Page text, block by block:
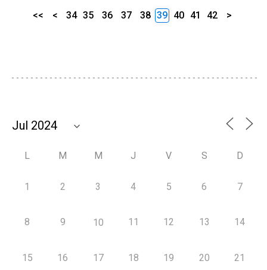
<< < 34 35 36 37 38 39 40 41 42 >
L M M J V S D
1 2 3 4 5 6 7
8 9 10 11 12 13 14
15 16 17 18 19 20 21